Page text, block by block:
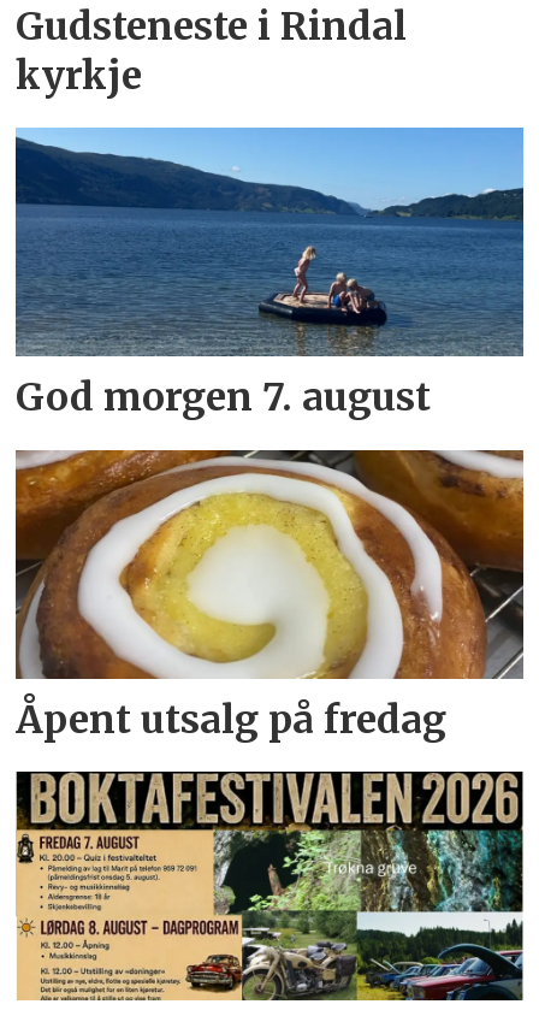
Gudsteneste i Rindal
kyrkje
God morgen 7. august
Åpent utsalg på fredag